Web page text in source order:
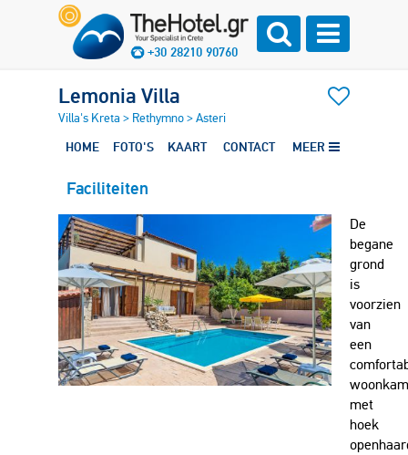
+30 28210 90760
Lemonia Villa
Villa's Kreta > Rethymno>Asteri
HOME FOTO'S KAART CONTACT MEER
Faciliteiten
De
begane
grond
is
voorzien
van
een
met
hoek